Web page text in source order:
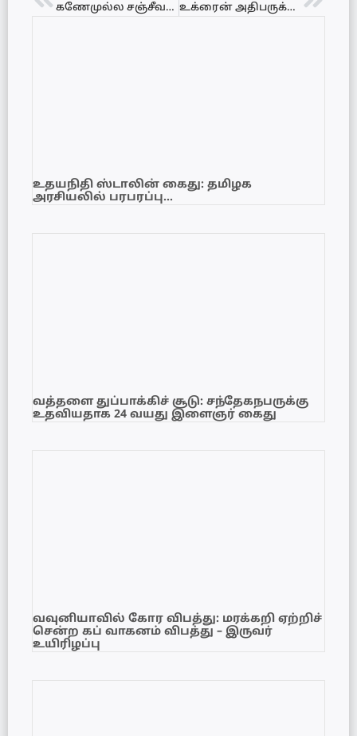
கணேமுல்ல சஞ்சீவவைச் சுட்டவரின் உடை கண்டுபிடிப்பு உக்ரைன் அதிபருக்கு எலுமிச்சை பழம் கொடுத்த டிரம்ப்
உதயநிதி ஸ்டாலின் கைது: தமிழக
அரசியலில் பரபரப்பு…
வத்தளை துப்பாக்கிச் சூடு: சந்தேகநபருக்கு
உதவியதாக 24 வயது இளைஞர் கைது
வவுனியாவில் கோர விபத்து: மரக்கறி ஏற்றிச்
சென்ற கப் வாகனம் விபத்து – இருவர்
உயிரிழப்பு